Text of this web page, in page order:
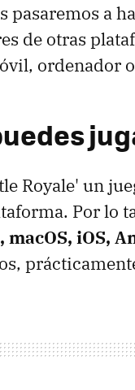
pasaremos a
de otras
ordenador
Royale' un
Por lo
macOS, iOS,